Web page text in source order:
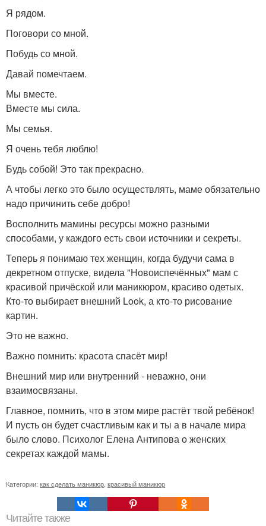
Я рядом.
Поговори со мной.
Побудь со мной.
Давай помечтаем.
Мы вместе.
Вместе мы сила.
Мы семья.
Я очень тебя люблю!
Будь собой! Это так прекрасно.
А чтобы легко это было осуществлять, маме обязательно
надо причинить себе добро!
Восполнить мамины ресурсы можно разными
способами, у каждого есть свои источники и секреты.
Теперь я понимаю тех женщин, когда будучи сама в
декретном отпуске, видела "Новоиспечённых" мам с
красивой причёской или маникюром, красиво одетых.
Кто-то выбирает внешний Look, а кто-то рисование
картин.
Это не важно.
Важно помнить: красота спасёт мир!
Внешний мир или внутренний - неважно, они
взаимосвязаны.
Главное, помнить, что в этом мире растёт твой ребёнок!
И пусть он будет счастливым как и ты а в начале мира
было слово. Психолог Елена Антипова о женских
секретах каждой мамы.
Категории: как сделать маникюр красивый маникюр
Читайте также